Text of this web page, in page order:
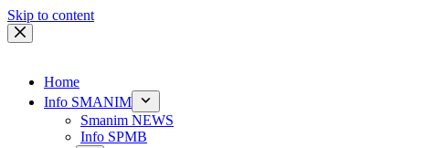
Skip to content
Home
Info SMANIM
Smanim NEWS
Info SPMB